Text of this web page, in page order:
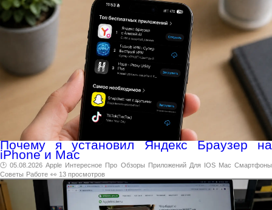
Почему я установил Яндекс Браузер на
iPhone и Mac
🕑 05.08.2026 Apple Интересное Про Обзоры Приложений Для IOS Mac Смартфоны
Советы Работе 👀 13 просмотров